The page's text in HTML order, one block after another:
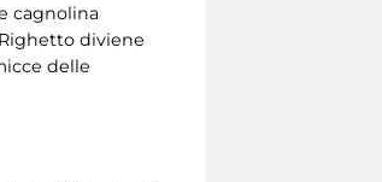
cagnolina
diviene
delle